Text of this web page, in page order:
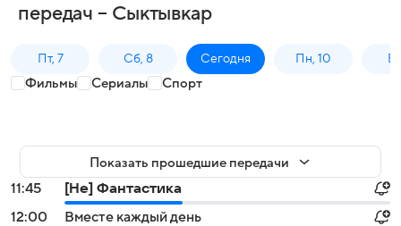
передач – Сыктывкар
Пт, 7 Сб, 8 Сегодня Пн, 10
Фильмы Сериалы Спорт
Показать прошедшие передачи
11:45
[Не] Фантастика
12:00
Вместе каждый день